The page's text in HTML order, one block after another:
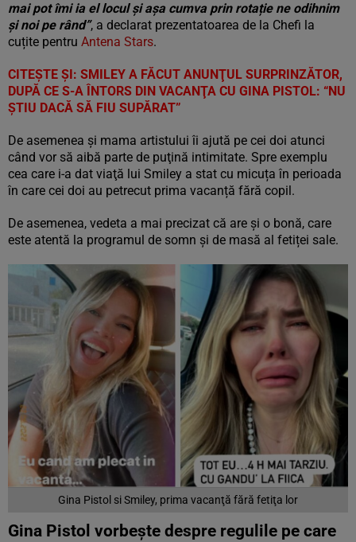
mai pot îmi ia el locul și așa cumva prin rotație ne odihnim
și noi pe rând”, a declarat prezentatoarea de la Chefi la
cuțite pentru Antena Stars.
CITEŞTE ŞI: SMILEY A FĂCUT ANUNŢUL SURPRINZĂTOR,
DUPĂ CE S-A ÎNTORS DIN VACANŢA CU GINA PISTOL: “NU
ŞTIU DACĂ SĂ FIU SUPĂRAT”
De asemenea şi mama artistului îi ajută pe cei doi atunci
când vor să aibă parte de puţină intimitate. Spre exemplu
cea care i-a dat viaţă lui Smiley a stat cu micuța în perioada
în care cei doi au petrecut prima vacanță fără copil.
De asemenea, vedeta a mai precizat că are și o bonă, care
este atentă la programul de somn și de masă al fetiței sale.
Gina Pistol si Smiley, prima vacanţă fără fetiţa lor
Gina Pistol vorbește despre regulile pe care